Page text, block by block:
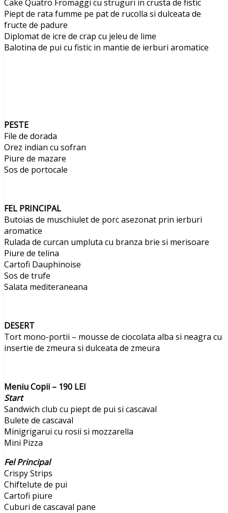
Cake Quatro Fromaggi cu struguri in crusta de fistic
Piept de rata fumme pe pat de rucolla si dulceata de
fructe de padure
Diplomat de icre de crap cu jeleu de lime
Balotina de pui cu fistic in mantie de ierburi aromatice
PESTE
File de dorada
Orez indian cu sofran
Piure de mazare
Sos de portocale
FEL PRINCIPAL
Butoias de muschiulet de porc asezonat prin ierburi
aromatice
Rulada de curcan umpluta cu branza brie si merisoare
Piure de telina
Cartofi Dauphinoise
Sos de trufe
Salata mediteraneana
DESERT
Tort mono-portii – mousse de ciocolata alba si neagra cu
insertie de zmeura si dulceata de zmeura
Meniu Copii – 190 LEI
Start
Sandwich club cu piept de pui si cascaval
Bulete de cascaval
Minigrigarui cu rosii si mozzarella
Mini Pizza
Fel Principal
Crispy Strips
Chiftelute de pui
Cartofi piure
Cuburi de cascaval pane